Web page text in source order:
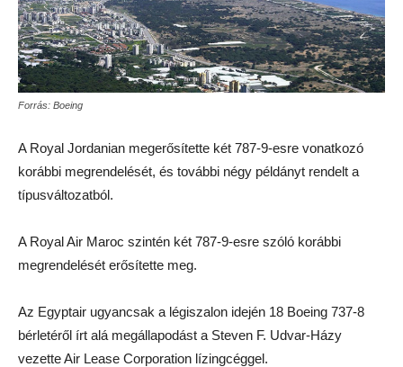
Forrás: Boeing
A Royal Jordanian megerősítette két 787-9-esre vonatkozó
korábbi megrendelését, és további négy példányt rendelt a
típusváltozatból.
A Royal Air Maroc szintén két 787-9-esre szóló korábbi
megrendelését erősítette meg.
Az Egyptair ugyancsak a légiszalon idején 18 Boeing 737-8
bérletéről írt alá megállapodást a Steven F. Udvar-Házy
vezette Air Lease Corporation lízingcéggel.